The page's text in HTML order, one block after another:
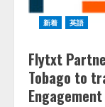
新着 英語
Flytxt
Tobago to
Engagement